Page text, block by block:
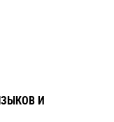
И